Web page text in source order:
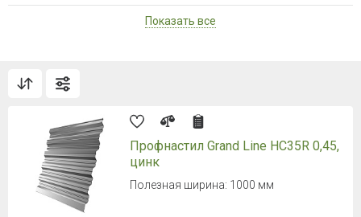
Показать все
Профнастил Grand Line HC35R 0,45,
цинк
Полезная ширина: 1000 мм